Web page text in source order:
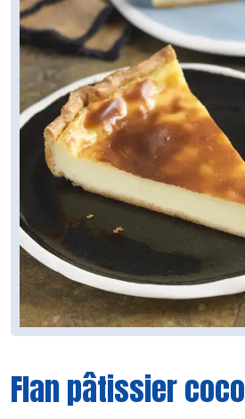
Flan pâtissier coco